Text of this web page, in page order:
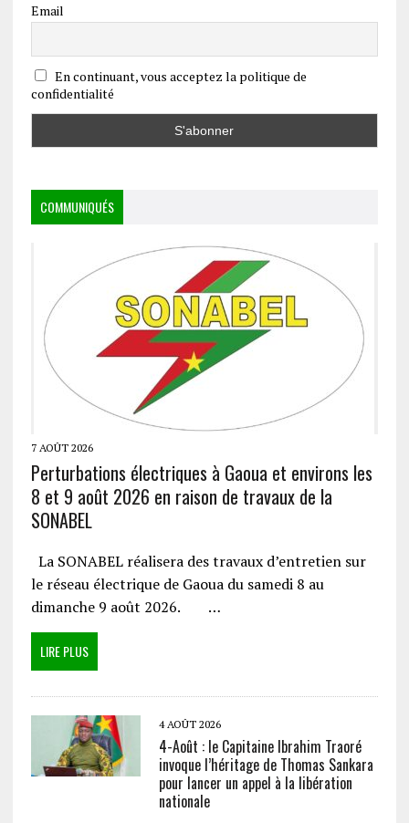
Email
En continuant, vous acceptez la politique de
confidentialité
COMMUNIQUÉS
7 AOÛT 2026
Perturbations électriques à Gaoua et environs les
8 et 9 août 2026 en raison de travaux de la
SONABEL
La SONABEL réalisera des travaux d’entretien sur
le réseau électrique de Gaoua du samedi 8 au
dimanche 9 août 2026. …
LIRE PLUS
4 AOÛT 2026
4-Août : le Capitaine Ibrahim Traoré
invoque l’héritage de Thomas Sankara
pour lancer un appel à la libération
nationale